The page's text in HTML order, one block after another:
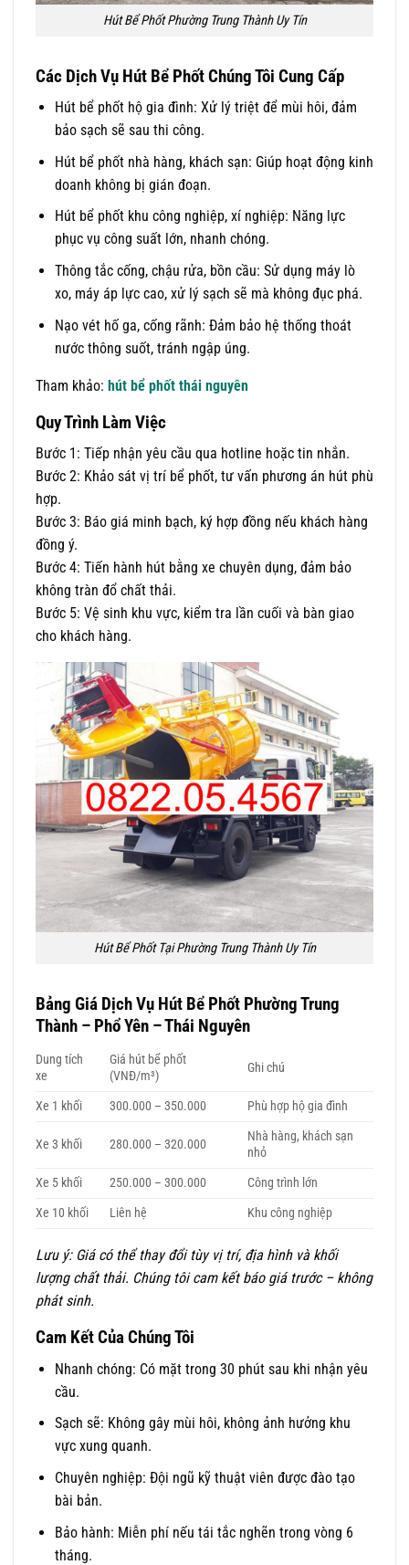
Hút Bể Phốt Phường Trung Thành Uy Tín
Các Dịch Vụ Hút Bể Phốt Chúng Tôi Cung Cấp
Hút bể phốt hộ gia đình: Xử lý triệt để mùi hôi, đảm
bảo sạch sẽ sau thi công.
Hút bể phốt nhà hàng, khách sạn: Giúp hoạt động kinh
doanh không bị gián đoạn.
Hút bể phốt khu công nghiệp, xí nghiệp: Năng lực
phục vụ công suất lớn, nhanh chóng.
Thông tắc cống, chậu rửa, bồn cầu: Sử dụng máy lò
xo, máy áp lực cao, xử lý sạch sẽ mà không đục phá.
Nạo vét hố ga, cống rãnh: Đảm bảo hệ thống thoát
nước thông suốt, tránh ngập úng.
Tham khảo: hút bể phốt thái nguyên
Quy Trình Làm Việc
Bước 1: Tiếp nhận yêu cầu qua hotline hoặc tin nhắn.
Bước 2: Khảo sát vị trí bể phốt, tư vấn phương án hút phù
hợp.
Bước 3: Báo giá minh bạch, ký hợp đồng nếu khách hàng
đồng ý.
Bước 4: Tiến hành hút bằng xe chuyên dụng, đảm bảo
không tràn đổ chất thải.
Bước 5: Vệ sinh khu vực, kiểm tra lần cuối và bàn giao
cho khách hàng.
Hút Bể Phốt Tại Phường Trung Thành Uy Tín
Bảng Giá Dịch Vụ Hút Bể Phốt Phường Trung
Thành – Phổ Yên – Thái Nguyên
Dung tích
xe
Giá hút bể phốt
(VNĐ/m³)
Ghi chú
Xe 1 khối 300.000 – 350.000 Phù hợp hộ gia đình
Xe 3 khối 280.000 – 320.000
Nhà hàng, khách sạn
nhỏ
Xe 5 khối
250.000 – 300.000
Công trình lớn
Xe 10 khối
Liên hệ Khu công nghiệp
Lưu ý: Giá có thể thay đổi tùy vị trí, địa hình và khối
lượng chất thải. Chúng tôi cam kết báo giá trước – không
phát sinh.
Cam Kết Của Chúng Tôi
Nhanh chóng: Có mặt trong 30 phút sau khi nhận yêu
cầu.
Sạch sẽ: Không gây mùi hôi, không ảnh hưởng khu
vực xung quanh.
Chuyên nghiệp: Đội ngũ kỹ thuật viên được đào tạo
bài bản.
Bảo hành: Miễn phí nếu tái tắc nghẽn trong vòng 6
tháng.